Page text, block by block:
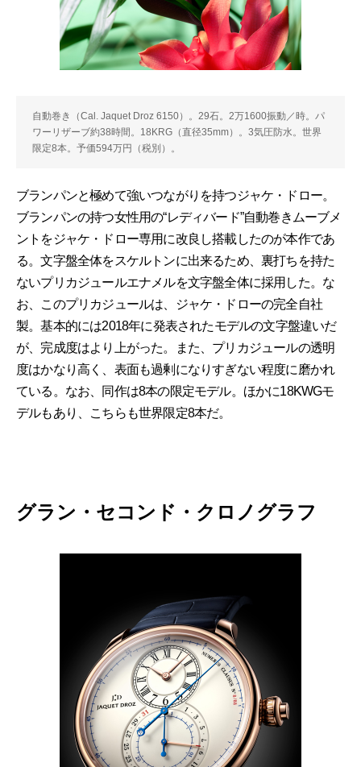
自動巻き（Cal. Jaquet Droz 6150）。29石。2万1600振動／時。パ
ワーリザーブ約38時間。18KRG（直径35mm）。3気圧防水。世界
限定8本。予価594万円（税別）。
ブランパンと極めて強いつながりを持つジャケ・ドロー。
ブランパンの持つ女性用の“レディバード”自動巻きムーブメ
ントをジャケ・ドロー専用に改良し搭載したのが本作であ
る。文字盤全体をスケルトンに出来るため、裏打ちを持た
ないプリカジュールエナメルを文字盤全体に採用した。な
お、このプリカジュールは、ジャケ・ドローの完全自社
製。基本的には2018年に発表されたモデルの文字盤違いだ
が、完成度はより上がった。また、プリカジュールの透明
度はかなり高く、表面も過剰になりすぎない程度に磨かれ
ている。なお、同作は8本の限定モデル。ほかに18KWGモ
デルもあり、こちらも世界限定8本だ。
グラン・セコンド・クロノグラフ